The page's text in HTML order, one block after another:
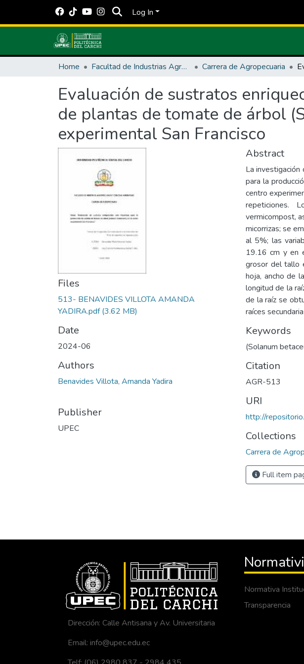
Log In
Home Facultad de Industrias Agropecuarias y Ciencias Ambientales Carrera de Agropecuaria
Evaluación de sustratos
de plantas de tomate de árbol
experimental San Francisco
Files
513- BENAVIDES VILLOTA AMANDA
YADIRA.pdf(3.62 MB)
Date
2024-06
Authors
Benavides Villota, Amanda Yadira
Publisher
UPEC
Abstract
La investigación
para la
centro
repeticiones.
vermicompost,
micorrizas; se
al 5%; las
19.16 cm y en
grosor del tallo
hoja, ancho de
longitud de la
de la raíz se
raíces
Keywords
(Solanum
Citation
AGR-513
URI
http://
Collections
Carrera de
Full item
Dirección: Calle Antisana y Av. Universitaria
Email: info@upec.edu.ec
Normativa
Transparencia